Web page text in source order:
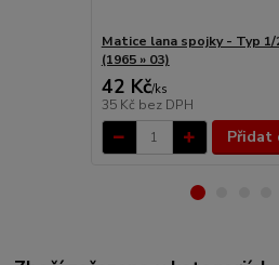
Matice lana spojky - Typ 1/
(1965 » 03)
42 Kč/ks
35 Kč bez DPH
Přidat